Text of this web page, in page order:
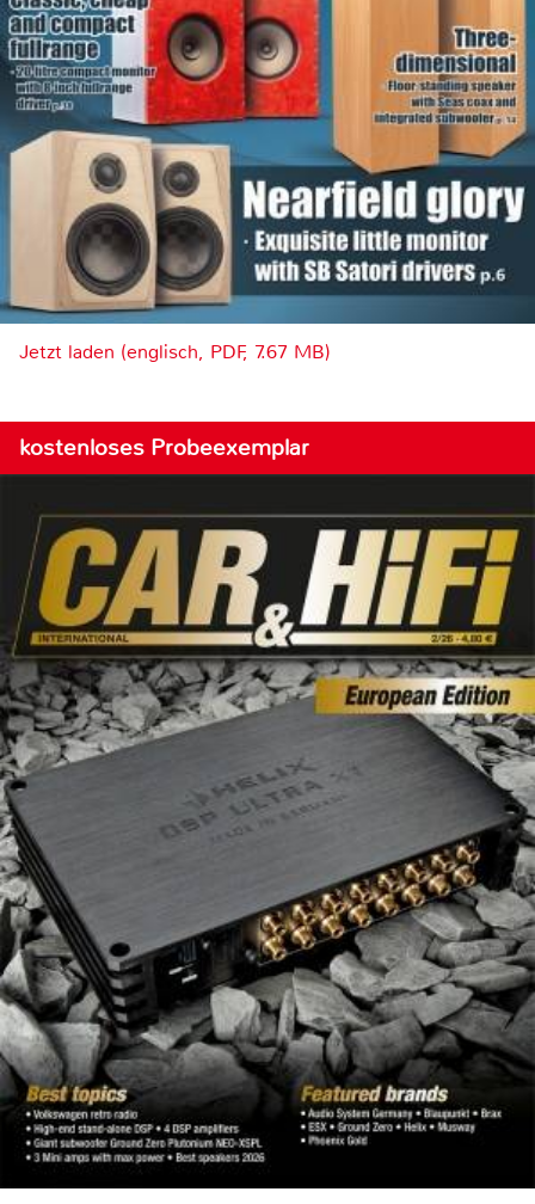
Jetzt laden (englisch, PDF, 7.67 MB)
kostenloses Probeexemplar